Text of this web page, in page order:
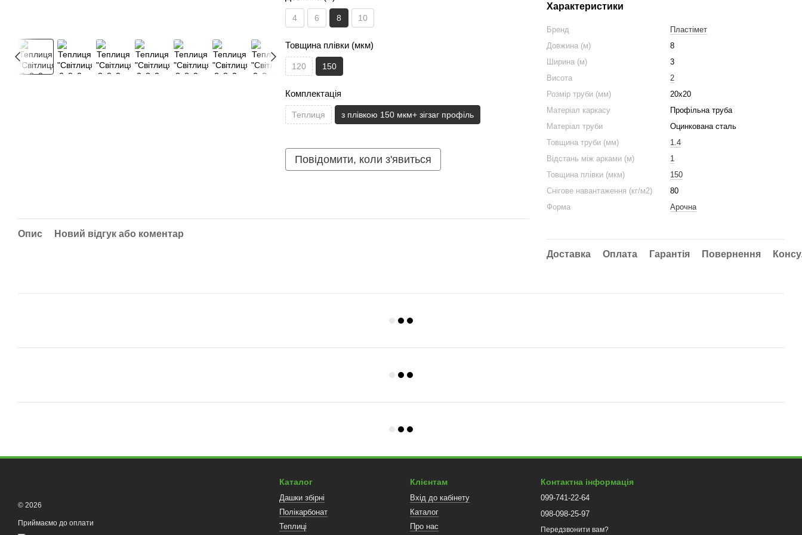
4 6 8 10
Товщина плівки (мкм)
120 150
Комплектація
Теплиця з плівкою 150 мкм+ зігзаг профіль
Повідомити, коли з'явиться
Характеристики
Бренд
Пластімет
Довжина (м)
8
Ширина (м)
3
Висота
2
Розмір труби (мм)
20x20
Матеріал каркасу
Профільна труба
Матеріал труби
Оцинкована сталь
Товщина труби (мм)
1.4
Відстань між арками (м)
1
Товщина плівки (мкм)
150
Снігове навантаження (кг/м2)
80
Форма
Арочна
Доставка Оплата Гарантія Повернення
Опис Новий відгук або коментар
© 2026
Приймаємо до оплати
Каталог
Дашки збірні
Полікарбонат
Теплиці
Клієнтам
Вхід до кабінету
Каталог
Про нас
Контактна інформація
099-741-22-64
098-098-25-97
Передзвонити вам?